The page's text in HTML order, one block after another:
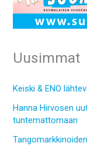
Uusimmat
Keiski & ENO
Hanna Hirvosen
tuntemattomaan